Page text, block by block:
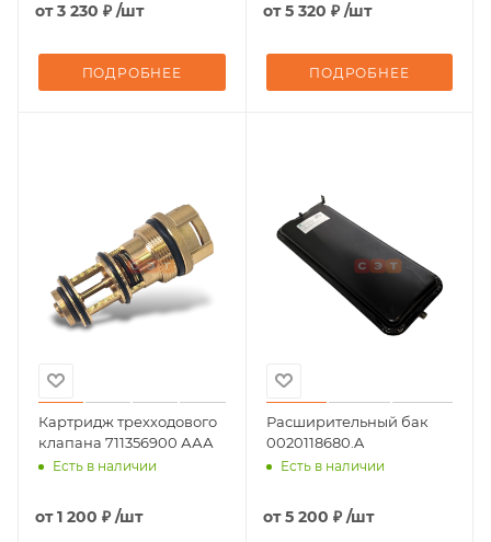
от3 230 ₽ /шт
ПОДРОБНЕЕ
от5 320 ₽ /шт
ПОДРОБНЕЕ
Картридж трехходового
клапана 711356900 ААА
Есть в наличии
от1 200 ₽ /шт
Расширительный бак
0020118680.A
Есть в наличии
от5 200 ₽ /шт